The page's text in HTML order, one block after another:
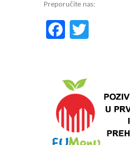
Preporučite nas:
Facebook